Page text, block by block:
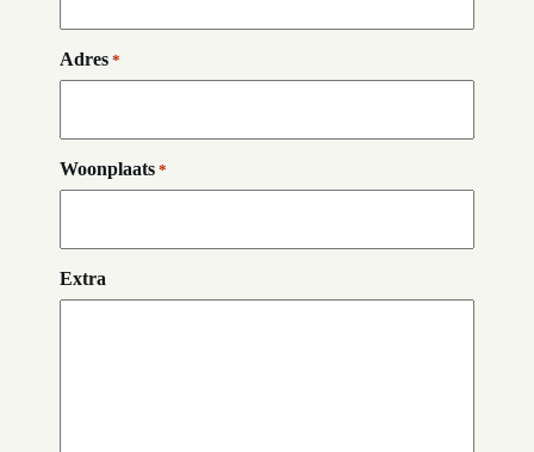
Adres *
Woonplaats *
Extra